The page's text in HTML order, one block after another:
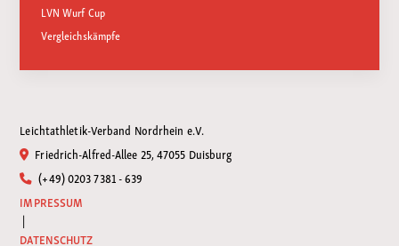
LVN Wurf Cup
Vergleichskämpfe
Leichtathletik-Verband Nordrhein e.V.
Friedrich-Alfred-Allee 25, 47055 Duisburg
(+49) 0203 7381 - 639
IMPRESSUM
|
DATENSCHUTZ